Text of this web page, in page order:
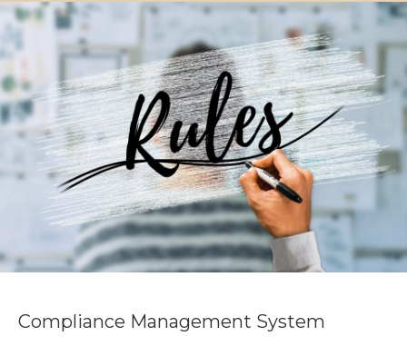
Compliance Management System